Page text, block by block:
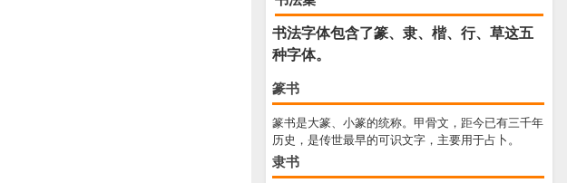
书法字体包含了篆、隶、楷、行、草这五
种字体。
篆书
篆书是大篆、小篆的统称。甲骨文，距今已有三千年
历史，是传世最早的可识文字，主要用于占卜。
隶书